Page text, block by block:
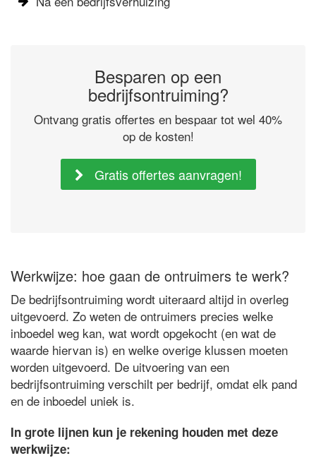
Besparen op een
bedrijfsontruiming?
Ontvang gratis offertes en bespaar tot wel 40%
op de kosten!
Gratis offertes aanvragen!
Werkwijze: hoe gaan de ontruimers te werk?
De bedrijfsontruiming wordt uiteraard altijd in overleg
uitgevoerd. Zo weten de ontruimers precies welke
inboedel weg kan, wat wordt opgekocht (en wat de
waarde hiervan is) en welke overige klussen moeten
worden uitgevoerd. De uitvoering van een
bedrijfsontruiming verschilt per bedrijf, omdat elk pand
en de inboedel uniek is.
In grote lijnen kun je rekening houden met deze
werkwijze: